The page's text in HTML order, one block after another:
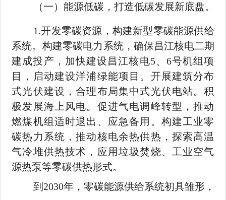
（一）能源低碳，打造低碳发展新底盘。
1.开发零碳资源，构建新型零碳能源供给
系统。构建零碳电力 系统，确保昌江核电二期
建成投产，加快建设昌江核电5、 6号机组项
目，启动建设洋浦绿能项目。开展建筑分布
式光伏建设，合理布局集中式光伏电站。积
极发展海上风电。促进气电调峰转型，推动
燃煤机组适时退出、应急备用。构建工业零
碳热力系统，推动核电余热供热，探索高温
气冷堆供热技术，应用垃圾焚烧、工业空气
源热泵等零碳供热形式。
到 2030年，零碳能源供给系统初具雏形，